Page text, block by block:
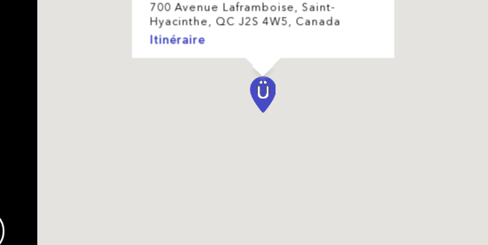
700 Avenue Laframboise, Saint-
Hyacinthe, QC J2S 4W5, Canada
Itinéraire